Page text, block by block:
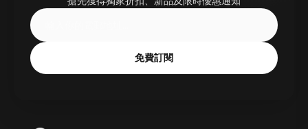
免費訂閱